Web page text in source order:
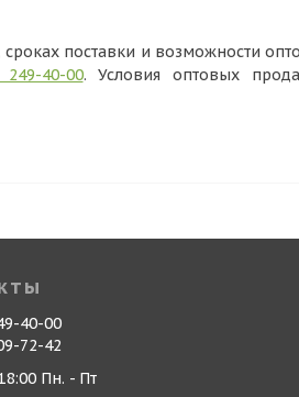
поставки и возможности
40-00. Условия оптовых
40-00
72-42
Пн. - Пт